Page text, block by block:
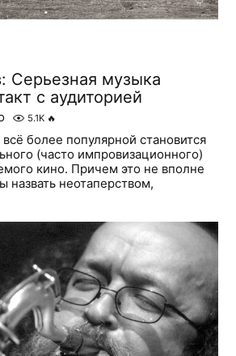
Серьезная музыка
с аудиторией
5.1K 🔥
более популярной становится
(часто импровизационного)
кино. Причем это не вполне
назвать неотаперством,